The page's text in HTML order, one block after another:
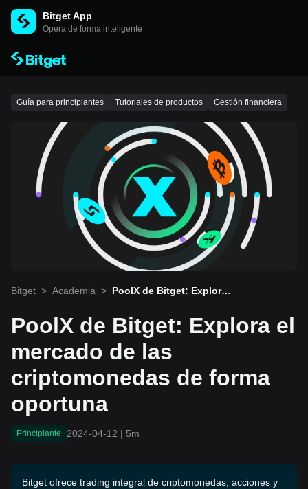
Bitget App
Opera de forma inteligente
Guía para principiantes Tutoriales de productos Gestión financiera
Bitget > Academia > PoolX de Bitget: Explora e
PoolX de Bitget: Explora el
mercado de las
criptomonedas de forma
oportuna
Principiante 2024-04-12 | 5m
Bitget ofrece trading integral de criptomonedas, acciones y